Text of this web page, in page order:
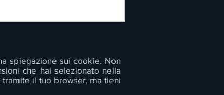
spiegazione sui cookie. Non
che hai selezionato nella
il tuo browser, ma tieni